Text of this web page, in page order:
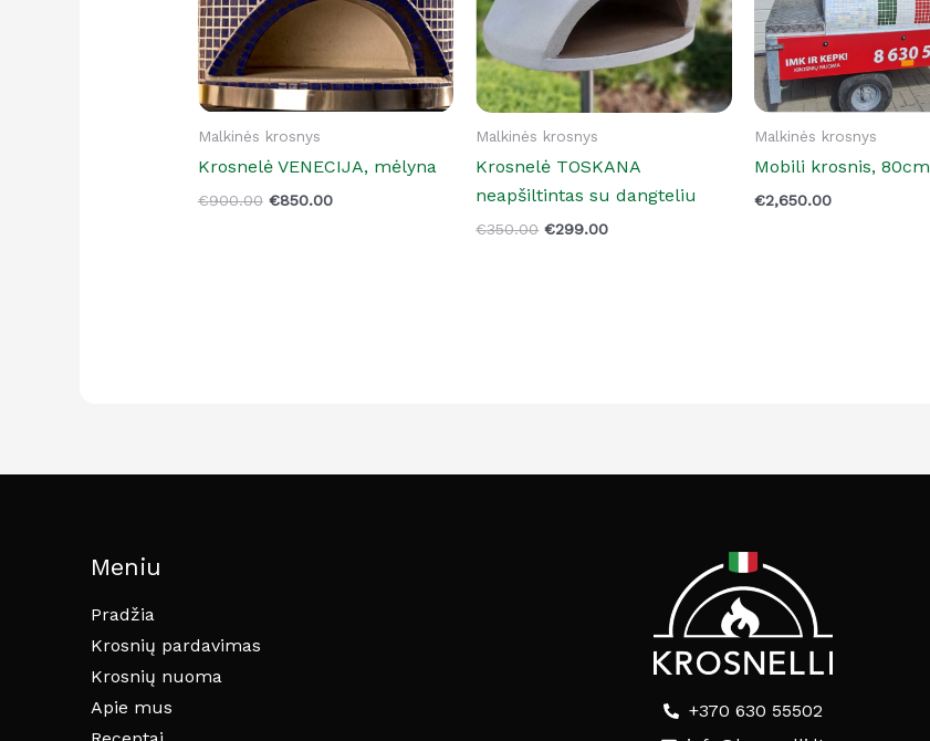
Malkinės krosnys
Krosnelė VENECIJA, mėlyna
€900.00 €850.00
Malkinės krosnys
Krosnelė TOSKANA
neapšiltintas su dangteliu
€350.00 €299.00
Malkinės krosnys
Mobili krosnis, 80cm
€2,650.00
Meniu
Pradžia
Krosnių pardavimas
Krosnių nuoma
Apie mus
+370 630 55502